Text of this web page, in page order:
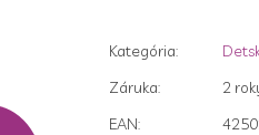
hviezdičiek.
Kategória:
Záruka:
2
EAN: